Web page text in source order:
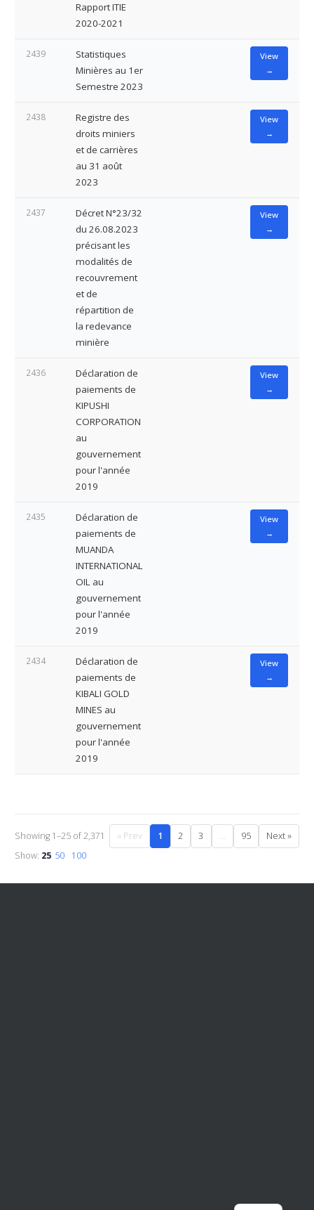
Rapport ITIE
2020-2021
2439
Statistiques
Minières au 1er
Semestre 2023
View
→
2438
Registre des
droits miniers
et de carrières
au 31 août
2023
View
→
2437
Décret N°23/32
du 26.08.2023
précisant les
modalités de
recouvrement
et de
répartition de
la redevance
minière
View
→
2436
Déclaration de
paiements de
KIPUSHI
CORPORATION
au
gouvernement
pour l'année
2019
View
→
2435
Déclaration de
paiements de
MUANDA
INTERNATIONAL
OIL au
gouvernement
pour l'année
2019
View
→
2434
Déclaration de
paiements de
KIBALI GOLD
MINES au
gouvernement
pour l'année
2019
View
→
Showing 1–25 of 2,371 « Prev 1 2 3 … 95
Next »
Show: 25 50 100